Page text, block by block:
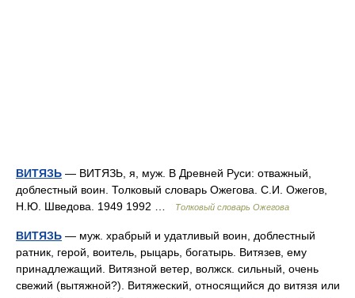
ВИТЯЗЬ — ВИТЯЗЬ, я, муж. В Древней Руси: отважный,
доблестный воин. Толковый словарь Ожегова. С.И. Ожегов,
Н.Ю. Шведова. 1949 1992 …
Толковый словарь Ожегова
ВИТЯЗЬ — муж. храбрый и удатливый воин, доблестный
ратник, герой, воитель, рыцарь, богатырь. Витязев, ему
принадлежащий. Витязной ветер, волжск. сильный, очень
свежий (вытяжной?). Витяжеский, относящийся до витязя или